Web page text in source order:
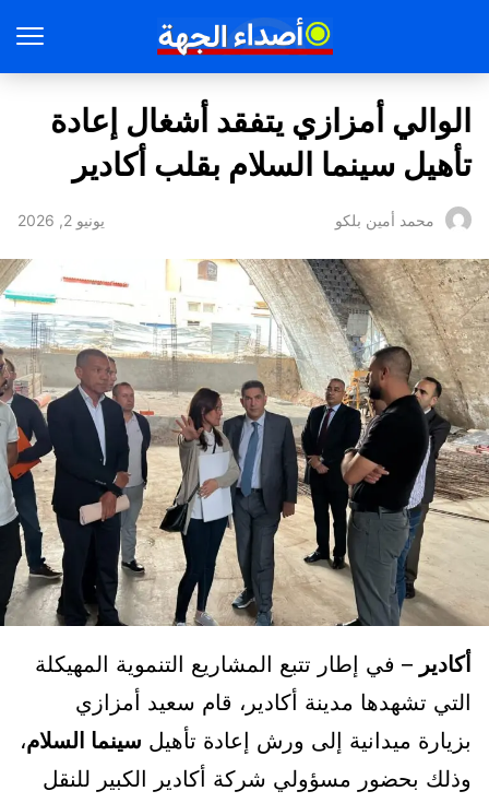
الوالي أمزازي يتفقد أشغال إعادة
تأهيل سينما السلام بقلب أكادير
محمد أمين بلكو يونيو 2, 2026
أكادير – في إطار تتبع المشاريع التنموية المهيكلة
التي تشهدها مدينة أكادير، قام سعيد أمزازي
بزيارة ميدانية إلى ورش إعادة تأهيل سينما السلام،
وذلك بحضور مسؤولي شركة أكادير الكبير للنقل